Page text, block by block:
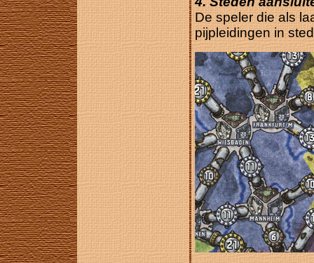
De speler die als
pijpleidingen in